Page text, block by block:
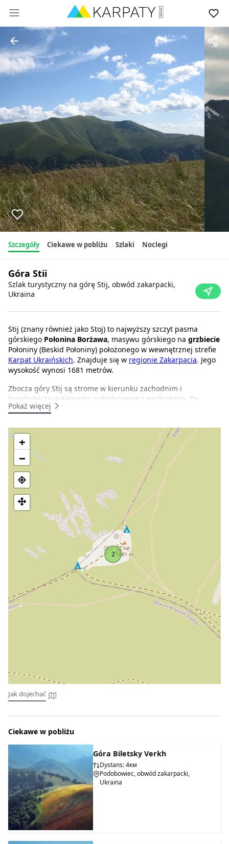
Szczegóły Ciekawe w pobliżu Szlaki Noclegi
Góra Stii
Szlak turystyczny na górę Stij, obwód zakarpacki,
Ukraina
Stij (znany również jako Stoj) to najwyższy szczyt pasma
górskiego Połonina Borżawa, masywu górskiego na grzbiecie
Połoniny (Beskid Połoniny) położonego w wewnętrznej strefie
Karpat Ukraińskich. Znajduje się w regionie Zakarpacia. Jego
wysokość wynosi 1681 metrów.
Zbocza góry Stij są strome w kierunku zachodnim i
łagodniejsze w kierunku południowym i wschodnim. Do
wysokości 1100-1200 metrów szczyt pokrywają bukowe i
zarośla borówki.
Na zachodnich zboczach góry Stij znajduje się rezerwat leśny
o znaczeniu krajowym o nazwie Rosishnyi.
W czasach sowieckich na szczycie działała stacja radarowa.
Później została ona rozebrana i dziś o dawnym radarze
przypominają jedynie liczne ruiny.
Najbliższą osadą jestwieś Vovchyiw powiecie Svaliava, w
obwodzie zakarpackim.
Pokaż więcej
2
+
−
Jak dojechać
Ciekawe w pobliżu
Góra Biletsky Verkh
Dystans: 4км
Podobowiec, obwód zakarpacki,
Ukraina